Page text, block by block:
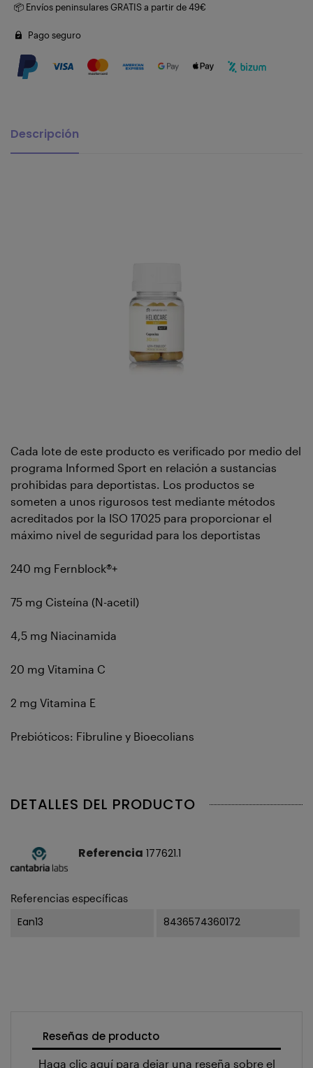
📦 Envíos peninsulares GRATIS a partir de 49€
Pago seguro
Descripción
Cada lote de este producto es verificado por medio del
programa Informed Sport en relación a sustancias
prohibidas para deportistas. Los productos se
someten a unos rigurosos test mediante métodos
acreditados por la ISO 17025 para proporcionar el
máximo nivel de seguridad para los deportistas
240 mg Fernblock®+
75 mg Cisteína (N-acetil)
4,5 mg Niacinamida
20 mg Vitamina C
2 mg Vitamina E
Prebióticos: Fibruline y Bioecolians
DETALLES DEL PRODUCTO
Referencia 177621.1
Referencias específicas
Ean13 8436574360172
Reseñas de producto
Haga clic aquí para dejar una reseña sobre el